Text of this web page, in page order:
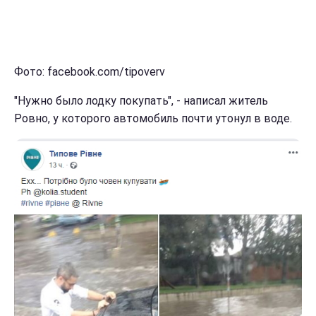
Фото: facebook.com/tipoverv
"Нужно было лодку покупать", - написал житель
Ровно, у которого автомобиль почти утонул в воде.